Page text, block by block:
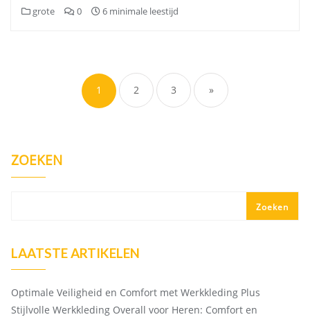
grote 0 6 minimale leestijd
paginering
1 2 3 »
ZOEKEN
Zoeken
LAATSTE ARTIKELEN
Optimale Veiligheid en Comfort met Werkkleding Plus
Stijlvolle Werkkleding Overall voor Heren: Comfort en